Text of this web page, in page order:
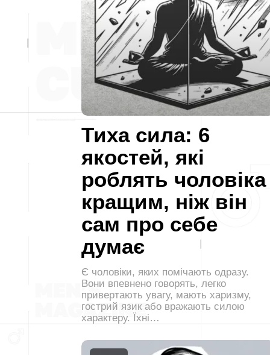
Тиха сила: 6
якостей, які
роблять чоловіка
кращим, ніж він
сам про себе
думає
Є чоловіки, яких помічають одразу.
Вони впевнено говорять, легко
привертають увагу, мають харизму,
гострий язик або вражають силою
характеру. Їхні…